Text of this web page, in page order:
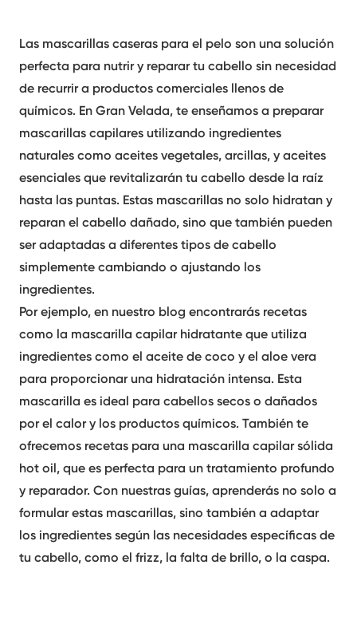
Las mascarillas caseras para el pelo son una solución
perfecta para nutrir y reparar tu cabello sin necesidad
de recurrir a productos comerciales llenos de
químicos. En Gran Velada, te enseñamos a preparar
mascarillas capilares utilizando ingredientes
naturales como aceites vegetales, arcillas, y aceites
esenciales que revitalizarán tu cabello desde la raíz
hasta las puntas. Estas mascarillas no solo hidratan y
reparan el cabello dañado, sino que también pueden
ser adaptadas a diferentes tipos de cabello
simplemente cambiando o ajustando los
ingredientes.
Por ejemplo, en nuestro blog encontrarás recetas
como la mascarilla capilar hidratante que utiliza
ingredientes como el aceite de coco y el aloe vera
para proporcionar una hidratación intensa. Esta
mascarilla es ideal para cabellos secos o dañados
por el calor y los productos químicos. También te
ofrecemos recetas para una mascarilla capilar sólida
hot oil, que es perfecta para un tratamiento profundo
y reparador. Con nuestras guías, aprenderás no solo a
formular estas mascarillas, sino también a adaptar
los ingredientes según las necesidades específicas de
tu cabello, como el frizz, la falta de brillo, o la caspa.